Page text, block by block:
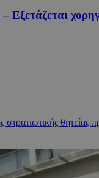
θητείας